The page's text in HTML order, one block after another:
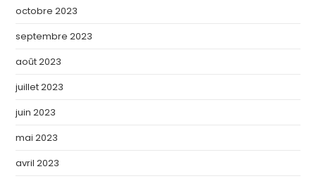
octobre 2023
septembre 2023
août 2023
juillet 2023
juin 2023
mai 2023
avril 2023